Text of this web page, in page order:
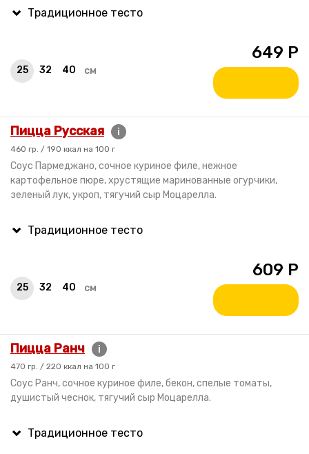
25 32 40 см
649 Р
Пицца Русская i
460 гр. / 190 ккал на 100 г
Соус Пармеджано, сочное куриное филе, нежное
картофельное пюре, хрустящие маринованные огурчики,
зеленый лук, укроп, тягучий сыр Моцарелла.
25 32 40 см
609 Р
Пицца Ранч i
470 гр. / 220 ккал на 100 г
Соус Ранч, сочное куриное филе, бекон, спелые томаты,
душистый чеснок, тягучий сыр Моцарелла.